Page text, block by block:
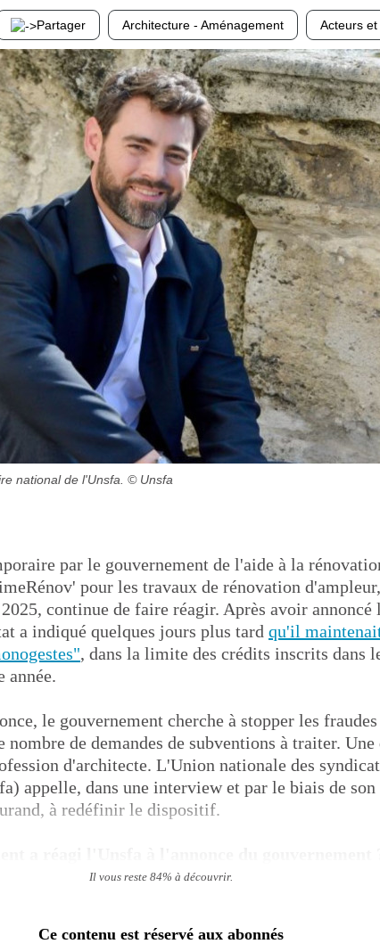
Partager Architecture - Aménagement Acteurs
national de l'Unsfa. © Unsfa
par le gouvernement de l'aide à la
pour les travaux de rénovation
continue de faire réagir. Après avoir annoncé
a indiqué quelques jours plus tard qu'il
, dans la limite des crédits inscrits dans
année.
le gouvernement cherche à stopper les
nombre de demandes de subventions à traiter.
d'architecte. L'Union nationale des
appelle, dans une interview et par le biais de son
à redéfinir le dispositif.
Il vous reste 84% à découvrir.
Ce contenu est réservé aux abonnés